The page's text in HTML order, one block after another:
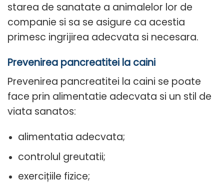
starea de sanatate a animalelor lor de
companie si sa se asigure ca acestia
primesc ingrijirea adecvata si necesara.
Prevenirea pancreatitei la caini
Prevenirea pancreatitei la caini se poate
face prin alimentatie adecvata si un stil de
viata sanatos:
alimentatia adecvata;
controlul greutatii;
exercițiile fizice;